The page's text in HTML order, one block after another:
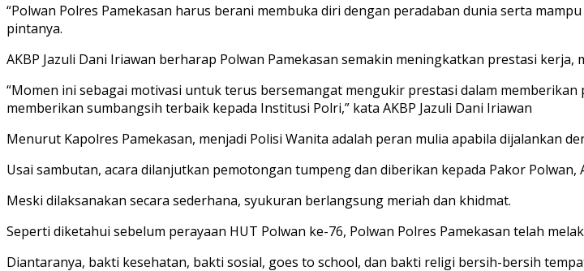
“Polwan Polres Pamekasan harus berani membuka diri dengan peradaban dunia serta
pintanya.
AKBP Jazuli Dani Iriawan berharap Polwan Pamekasan semakin meningkatkan prestasi
“Momen ini sebagai motivasi untuk terus bersemangat mengukir prestasi dalam
memberikan sumbangsih terbaik kepada Institusi Polri,” kata AKBP Jazuli Dani Iriawan
Menurut Kapolres Pamekasan, menjadi Polisi Wanita adalah peran mulia apabila dijalankan
Usai sambutan, acara dilanjutkan pemotongan tumpeng dan diberikan kepada Pakor
Meski dilaksanakan secara sederhana, syukuran berlangsung meriah dan khidmat.
Seperti diketahui sebelum perayaan HUT Polwan ke-76, Polwan Polres Pamekasan telah
Diantaranya, bakti kesehatan, bakti sosial, goes to school, dan bakti religi bersih-bersih